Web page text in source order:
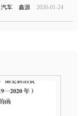
汽车 鑫源 2026-01-24